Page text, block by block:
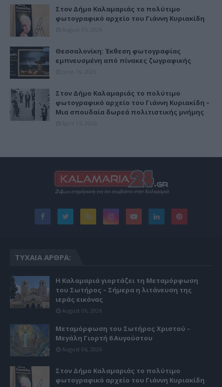
Στον Δήμο Καλαμαριάς το πολύτιμο
φωτογραφικό αρχείο του Γιάννη Κυριακίδη
Θεσσαλονίκη: Έκθεση φωτογραφίας
εμπνευσμένη από πίνακες ζωγραφικής
Στον Δήμο Καλαμαριάς το πολύτιμο
φωτογραφικό αρχείο του Γιάννη Κυριακίδη –
Μια σπουδαία δωρεά πολιτιστικής μνήμης
ΤΥΧΑΊΑ ΆΡΘΡΑ:
Η Καλαμαριά γιορτάζει τη Μεταμόρφωση
του Σωτήρος – Σήμερα η λιτάνευση της
ιεράς εικόνας
August 06, 2026
Μεταμόρφωση του Σωτήρος Χριστού –
Μεγάλη Γιορτή 6 Αυγούστου
August 06, 2026
Στον Δήμο Καλαμαριάς το πολύτιμο
φωτογραφικό αρχείο του Γιάννη Κυριακίδη